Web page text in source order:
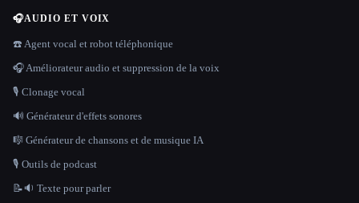
🎧AUDIO ET VOIX
☎️ Agent vocal et robot téléphonique
🎧 Améliorateur audio et suppression de la voix
🎙️ Clonage vocal
🔊 Générateur d'effets sonores
🎼 Générateur de chansons et de musique IA
🎙️ Outils de podcast
📝🔉 Texte pour parler